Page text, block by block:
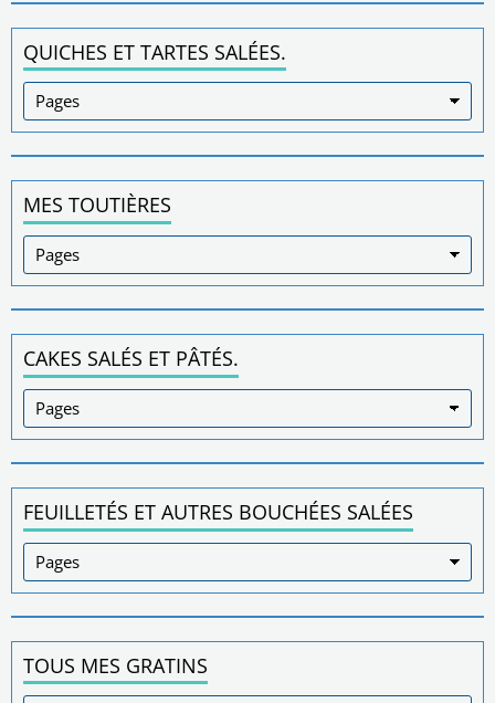
QUICHES ET TARTES SALÉES.
MES TOUTIÈRES
CAKES SALÉS ET PÂTÉS.
FEUILLETÉS ET AUTRES BOUCHÉES SALÉES
TOUS MES GRATINS